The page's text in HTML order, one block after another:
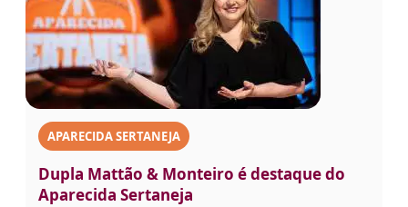
APARECIDA SERTANEJA
Dupla Mattão & Monteiro é destaque do
Aparecida Sertaneja